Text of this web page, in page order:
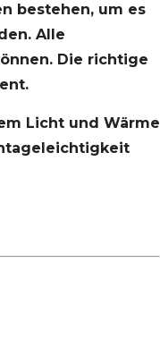
bestehen, um es
Alle
Die richtige
Licht und Wärme